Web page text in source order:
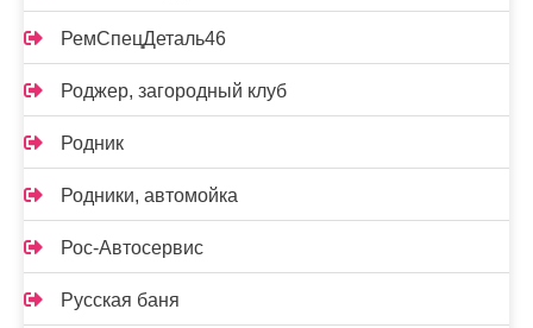
РемСпецДеталь46
Роджер, загородный клуб
Родник
Родники, автомойка
Рос-Автосервис
Русская баня